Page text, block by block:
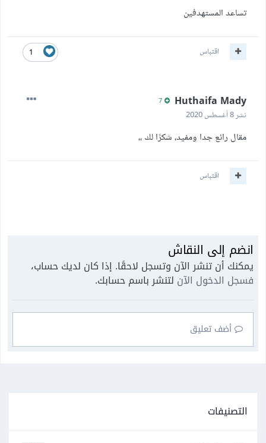
تساعد المستهدفين
1 اقتباس
Huthaifa Mady
نشر8 أغسطس 2020
مقال رائع جدا ومفيد، شكرًا لك ،،
اقتباس
انضم إلى النقاش
يمكنك أن تنشر الآن وتسجل لاحقًا. إذا كان لديك حساب،
فسجل الدخول الآن لتنشر باسم حسابك.
أضف تعليق
التصنيفات